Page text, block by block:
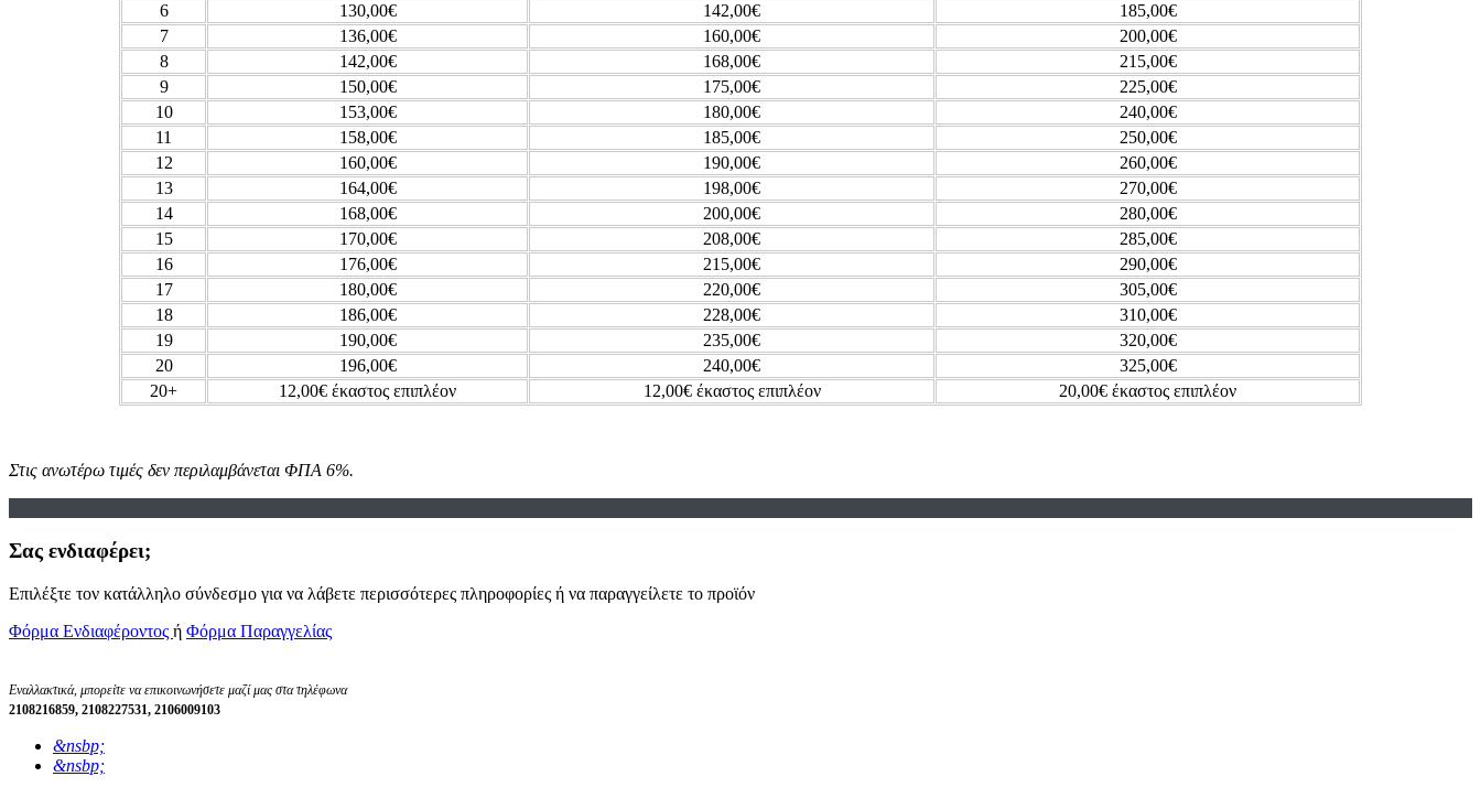
6
130,00€ 142,00€
185,00€
7
136,00€ 160,00€
200,00€
8
142,00€ 168,00€
215,00€
9
150,00€ 175,00€
225,00€
10
153,00€ 180,00€
240,00€
11
158,00€ 185,00€
250,00€
12
160,00€ 190,00€
260,00€
13
164,00€ 198,00€
270,00€
14
168,00€ 200,00€
280,00€
15
170,00€ 208,00€
285,00€
16
176,00€ 215,00€
290,00€
17
180,00€ 220,00€
305,00€
18
186,00€ 228,00€
310,00€
19
190,00€ 235,00€
320,00€
20
196,00€ 240,00€
325,00€
20+
12,00€ έκαστος επιπλέον 12,00€ έκαστος επιπλέον 20,00€ έκαστος επιπλέον
Στις ανωτέρω τιμές δεν περιλαμβάνεται ΦΠΑ 6%.
Σας ενδιαφέρει;
Επιλέξτε τον κατάλληλο σύνδεσμο για να λάβετε περισσότερες πληροφορίες ή να παραγγείλετε το προϊόν
Φόρμα Ενδιαφέροντος ή Φόρμα Παραγγελίας
Εναλλακτικά, μπορείτε να επικοινωνήσετε μαζί μας στα τηλέφωνα
2108216859, 2108227531, 2106009103
&nsbp;
&nsbp;